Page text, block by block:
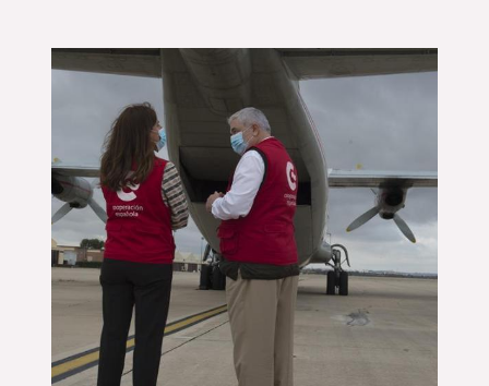
Cooperación para Agua y Saneamiento